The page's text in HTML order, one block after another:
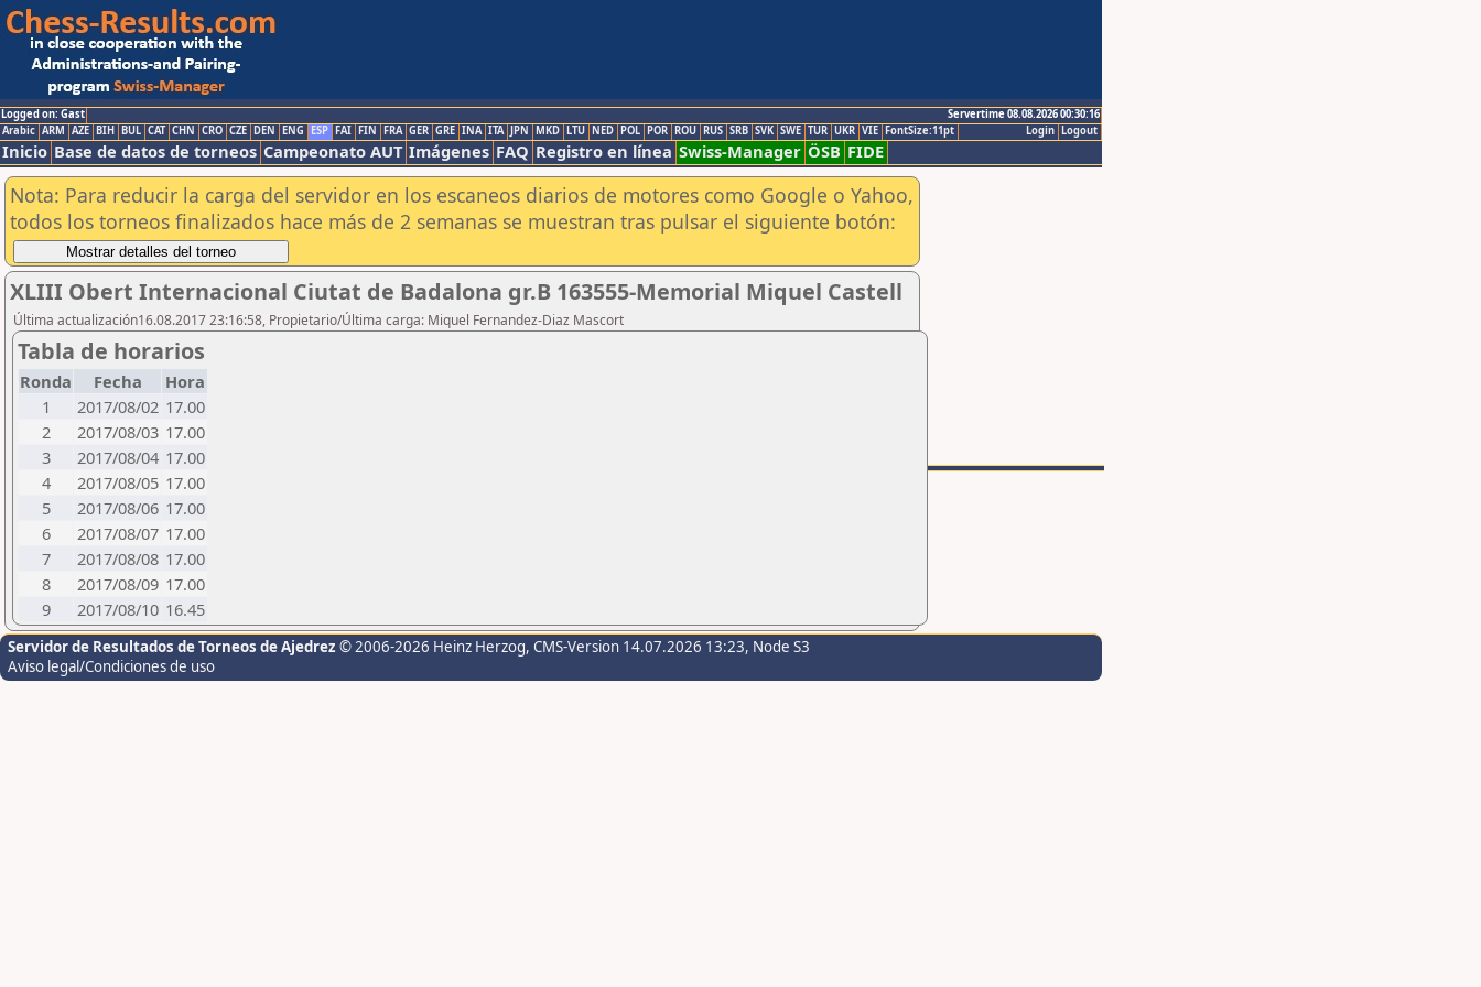
Logged on: Gast
Servertime 08.08.2026 00:30:16
Logout
Login
Arabic ARM AZE BIH BUL CAT CHN CRO CZE DEN ENG ESP FAI FIN FRA GER GRE INA ITA JPN MKD LTU NED POL POR ROU RUS SRB SVK SWE TUR UKR VIE FontSize:11pt
Inicio Base de datos de torneos Campeonato AUT Imágenes FAQ Registro en línea Swiss-Manager ÖSB FIDE
Nota: Para reducir la carga del servidor en los escaneos diarios de motores como Google o Yahoo,
todos los torneos finalizados hace más de 2 semanas se muestran tras pulsar el siguiente botón:
XLIII Obert Internacional Ciutat de Badalona gr.B 163555-Memorial Miquel Castell
Última actualización16.08.2017 23:16:58, Propietario/Última carga: Miquel Fernandez-Diaz Mascort
Tabla de horarios
Ronda Fecha
Hora
1
2017/08/02 17.00
2
2017/08/03 17.00
3
2017/08/04 17.00
4
2017/08/05 17.00
5
2017/08/06 17.00
6
2017/08/07 17.00
7
2017/08/08 17.00
8
2017/08/09 17.00
9
2017/08/10 16.45
Servidor de Resultados de Torneos de Ajedrez © 2006-2026 Heinz Herzog, CMS-Version 14.07.2026 13:23, Node S3
Aviso legal/Condiciones de uso